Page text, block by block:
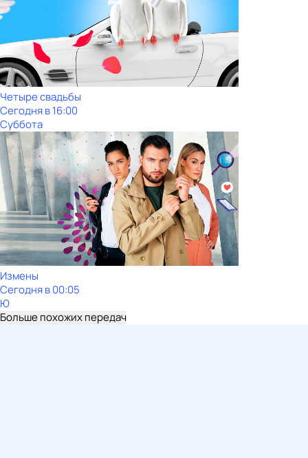
Четыре свадьбы
Сегодня в 16:00
Суббота
Измены
Сегодня в 00:05
Ю
Больше похожих передач